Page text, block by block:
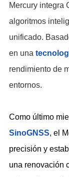
Mercury integra
algoritmos
unificado.
en una tecnolog
rendimiento de
entornos.
Como último
SinoGNSS, el
precisión y
una renovación